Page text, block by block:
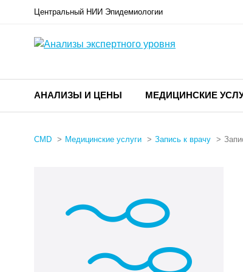
Центральный НИИ Эпидемиологии
АНАЛИЗЫ И ЦЕНЫ МЕДИЦИНСКИЕ
CMD Медицинские услуги Запись к врачу